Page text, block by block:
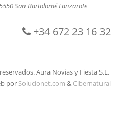
San Bartolomé Lanzarote
+34 672 23 16 32
Aura Novias y Fiesta S.L.
por Solucionet.com & Cibernatural